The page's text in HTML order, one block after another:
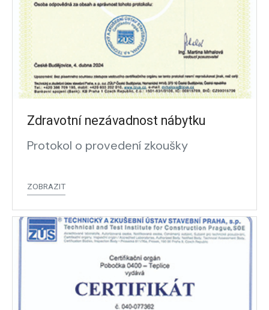
Zdravotní nezávadnost nábytku
Protokol o provedení zkoušky
ZOBRAZIT